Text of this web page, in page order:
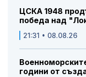
ЦСКА 1948
победа над
21:31 • 08.08.26
години от